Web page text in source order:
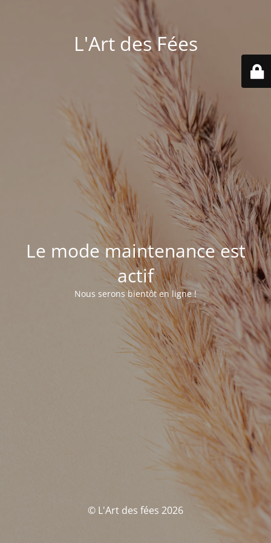
L'Art des Fées
Le mode maintenance est
actif
Nous serons bientôt en ligne !
© L'Art des fées 2026